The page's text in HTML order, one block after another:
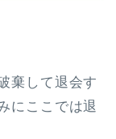
棄して退会す
にここでは退